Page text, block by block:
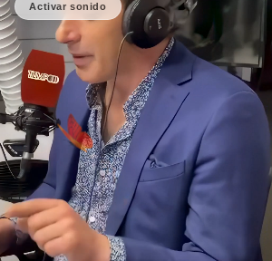
Activar sonidoserum
Bienvenid@ 🔥 ¡Hasta $2.500 de regalo